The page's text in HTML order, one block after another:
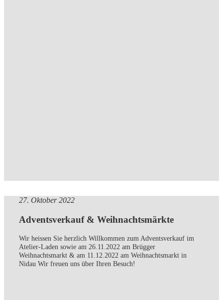
27. Oktober 2022
Adventsverkauf & Weihnachtsmärkte
Wir heissen Sie herzlich Willkommen zum Adventsverkauf im
Atelier-Laden sowie am 26.11.2022 am Brügger
Weihnachtsmarkt & am 11.12.2022 am Weihnachtsmarkt in
Nidau Wir freuen uns über Ihren Besuch!